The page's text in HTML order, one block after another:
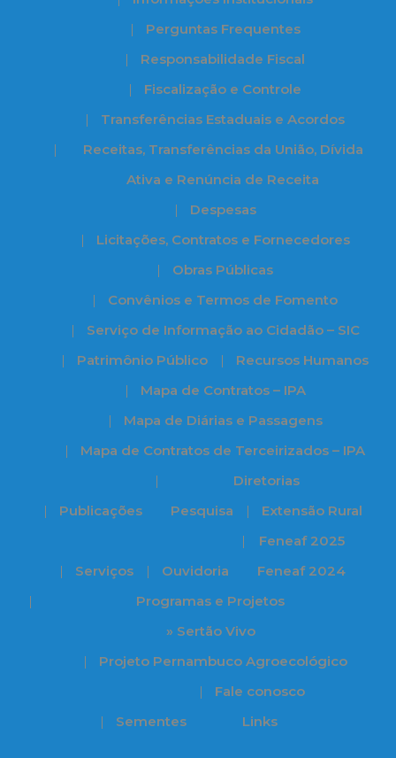
Perguntas Frequentes
Responsabilidade Fiscal
Fiscalização e Controle
Transferências Estaduais e Acordos
Receitas, Transferências da União, Dívida
Ativa e Renúncia de Receita
Despesas
Licitações, Contratos e Fornecedores
Obras Públicas
Convênios e Termos de Fomento
Serviço de Informação ao Cidadão – SIC
Patrimônio Público
Recursos Humanos
Mapa de Contratos – IPA
Mapa de Diárias e Passagens
Mapa de Contratos de Terceirizados – IPA
Publicações
Diretorias
Pesquisa
Extensão Rural
Serviços Ouvidoria
Feneaf 2025
Feneaf 2024
Programas e Projetos
» Sertão Vivo
Projeto Pernambuco Agroecológico
Sementes
Fale conosco
Links